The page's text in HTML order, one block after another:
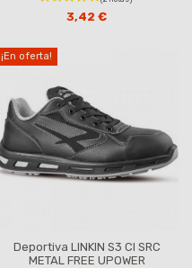
3,42 €
¡En oferta!
Deportiva LINKIN S3 CI SRC
METAL FREE UPOWER